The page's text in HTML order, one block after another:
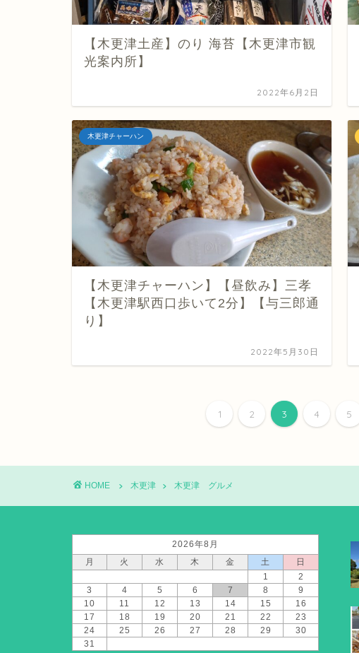
【木更津土産】のり 海苔【木更津市観
光案内所】
2022年6月2日
木更津チャーハン
【木更津チャーハン】【昼飲み】三孝
【木更津駅西口歩いて2分】【与三郎通
り】
2022年5月30日
1 2 3 4 5
HOME 木更津 木更津 グルメ
2026年8月
月
火 水 木 金 土
日
1
2
3
4 5 6 7 8
9
10
11 12 13 14 15
16
17
18 19 20 21 22
23
24
25 26 27 28 29
30
31